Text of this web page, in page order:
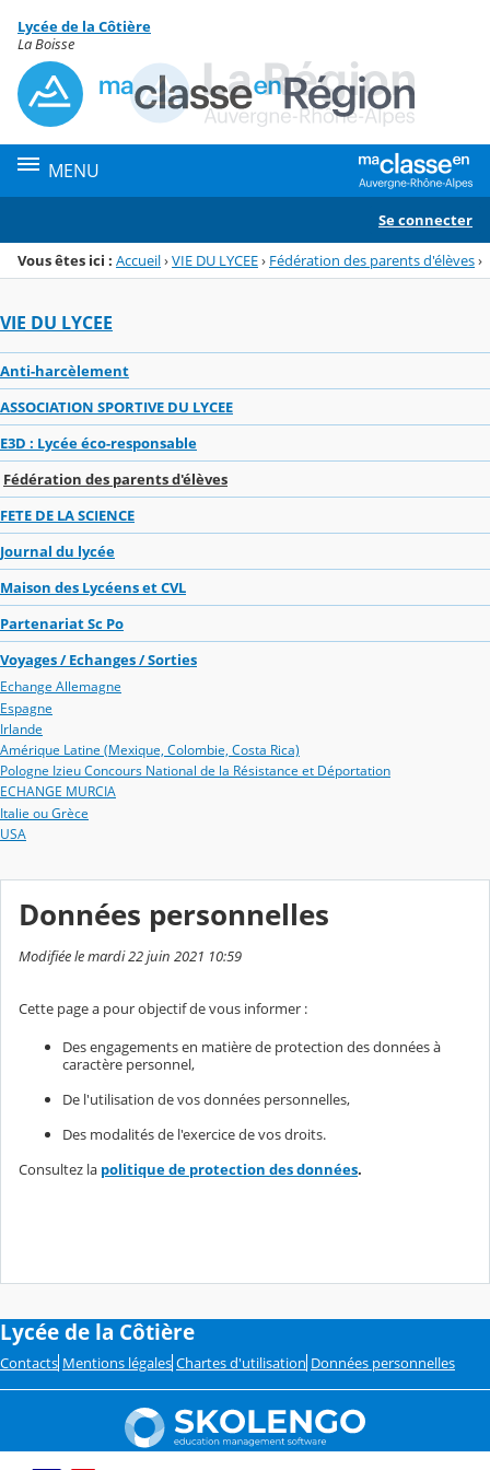
Menu de la rubrique
Contenu
Lycée de la Côtière
La Boisse
MENU
Se connecter
Vous êtes ici : Accueil›VIE DU LYCEE› Fédération des parents d'élèves›
VIE DU LYCEE
Anti-harcèlement
ASSOCIATION SPORTIVE DU LYCEE
E3D : Lycée éco-responsable
Fédération des parents d'élèves
FETE DE LA SCIENCE
Journal du lycée
Maison des Lycéens et CVL
Partenariat Sc Po
Voyages / Echanges / Sorties
Echange Allemagne
Espagne
Irlande
Amérique Latine (Mexique, Colombie, Costa Rica)
Pologne Izieu Concours National de la Résistance et Déportation
ECHANGE MURCIA
Italie ou Grèce
USA
Données personnelles
Modifiée le mardi 22 juin 2021 10:59
Cette page a pour objectif de vous informer :
Des engagements en matière de protection des données à
caractère personnel,
De l'utilisation de vos données personnelles,
Des modalités de l'exercice de vos droits.
Consultez la politique de protection des données.
Lycée de la Côtière
Contacts Mentions légales Chartes d'utilisation Données personnelles